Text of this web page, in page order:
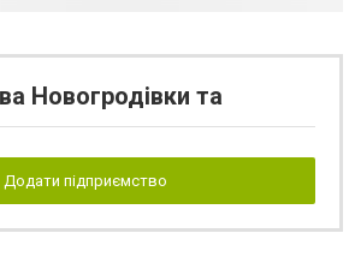
Новогродівки та
Додати підприємство